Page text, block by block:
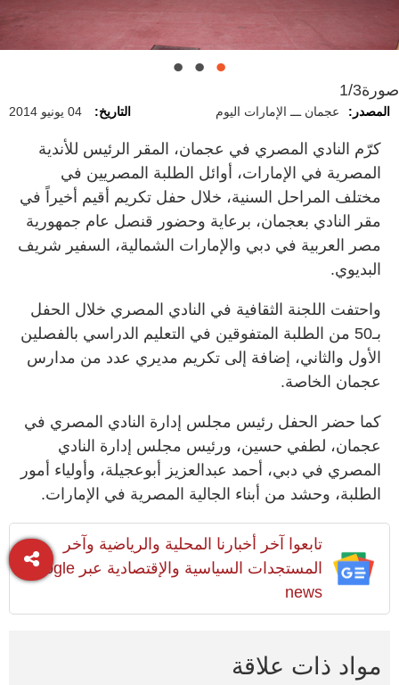
صورة1/3
المصدر: عجمان ـــ الإمارات اليوم التاريخ: 04 يونيو 2014
كرّم النادي المصري في عجمان، المقر الرئيس للأندية
المصرية في الإمارات، أوائل الطلبة المصريين في
مختلف المراحل السنية، خلال حفل تكريم أقيم أخيراً في
مقر النادي بعجمان، برعاية وحضور قنصل عام جمهورية
مصر العربية في دبي والإمارات الشمالية، السفير شريف
البديوي.
واحتفت اللجنة الثقافية في النادي المصري خلال الحفل
بـ50 من الطلبة المتفوقين في التعليم الدراسي بالفصلين
الأول والثاني، إضافة إلى تكريم مديري عدد من مدارس
عجمان الخاصة.
كما حضر الحفل رئيس مجلس إدارة النادي المصري في
عجمان، لطفي حسين، ورئيس مجلس إدارة النادي
المصري في دبي، أحمد عبدالعزيز أبوعجيلة، وأولياء أمور
الطلبة، وحشد من أبناء الجالية المصرية في الإمارات.
تابعوا آخر أخبارنا المحلية والرياضية وآخر
المستجدات السياسية والإقتصادية عبر Google
news
مواد ذات علاقة